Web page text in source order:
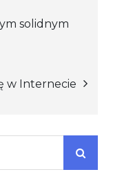
solidnym
w Internecie